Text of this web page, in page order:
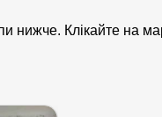
нижче. Клікайте на